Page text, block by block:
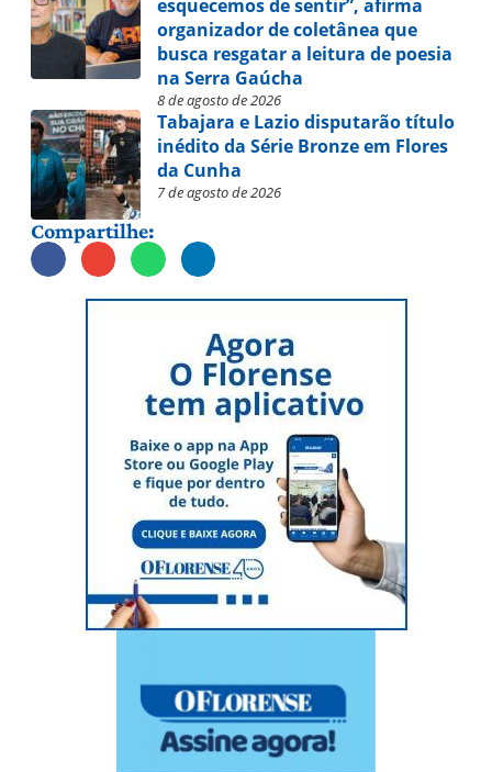
esquecemos de sentir”, afirma
organizador de coletânea que
busca resgatar a leitura de poesia
na Serra Gaúcha
8 de agosto de 2026
Tabajara e Lazio disputarão título
inédito da Série Bronze em Flores
da Cunha
7 de agosto de 2026
Compartilhe: